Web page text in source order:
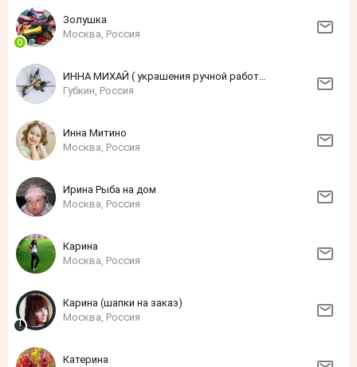
Золушка
Москва, Россия
ИННА МИХАЙ ( украшения ручной работы)
Губкин, Россия
Инна Митино
Москва, Россия
Ирина Рыба на дом
Москва, Россия
Карина
Москва, Россия
Карина (шапки на заказ)
Москва, Россия
Катерина